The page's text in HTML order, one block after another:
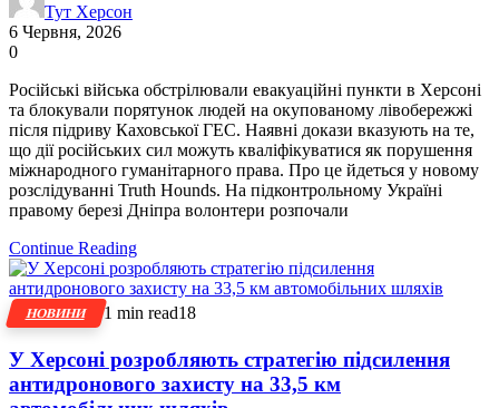
Тут Херсон
6 Червня, 2026
0
Російські війська обстрілювали евакуаційні пункти в Херсоні
та блокували порятунок людей на окупованому лівобережжі
після підриву Каховської ГЕС. Наявні докази вказують на те,
що дії російських сил можуть кваліфікуватися як порушення
міжнародного гуманітарного права. Про це йдеться у новому
розслідуванні Truth Hounds. На підконтрольному Україні
правому березі Дніпра волонтери розпочали
Continue Reading
НОВИНИ 1 min read18
У Херсоні розробляють стратегію підсилення
антидронового захисту на 33,5 км